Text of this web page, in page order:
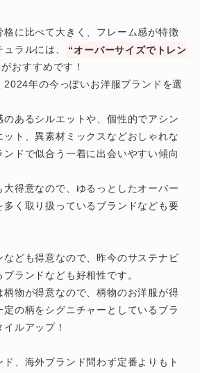
格に比べて大きく、フレーム感が特徴
ラルには、
“オーバーサイズでトレン
がおすすめです！
2024年の今っぽいお洋服ブランドを選
あるシルエットや、個性的でアシン
ット、異素材ミックスなどおしゃれな
ドで似合う一着に出会いやすい傾向
大得意なので、ゆるっとしたオーバー
く取り扱っているブランドなども要
なども得意なので、昨今のサステナビ
ランドなども好相性です。
柄物が得意なので、柄物のお洋服が得
の柄をシグニチャーとしているブラ
ルアップ！
ド、海外ブランド問わず定番よりもト